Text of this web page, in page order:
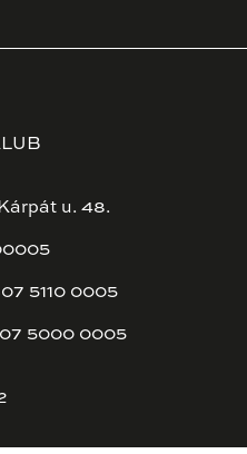
u. 48.
5110 0005
5000 0005